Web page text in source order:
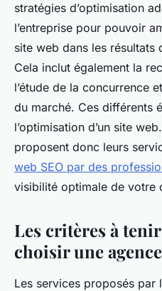
stratégies d’optimisation
l’entreprise pour pouvoir
site web dans les résultats
Cela inclut également la
l’étude de la concurrence
du marché. Ces différents
l’optimisation d’un site
proposent donc leurs
web SEO par des
visibilité optimale de votre
Les critères à
choisir une
Les services proposés par